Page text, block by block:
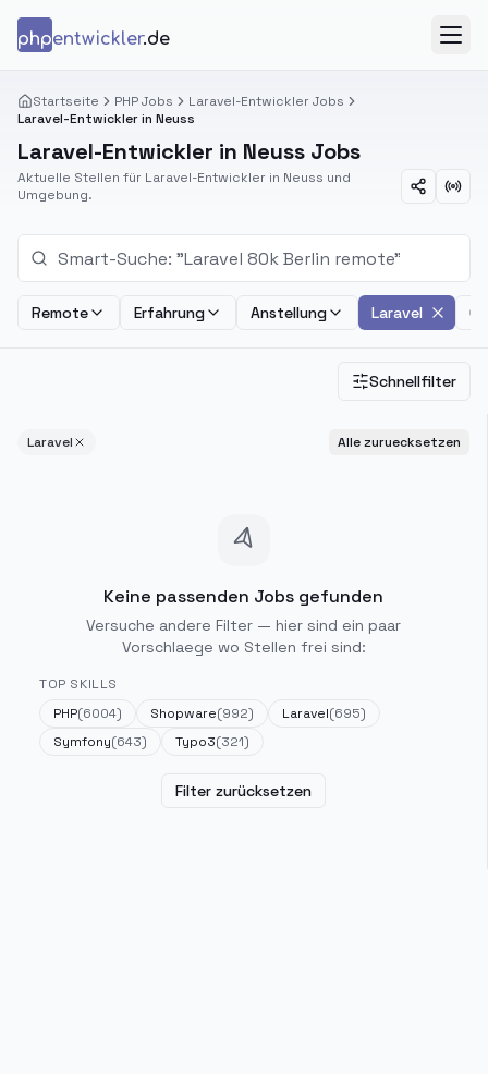
phpentwickler.de
Startseite PHP Jobs
Laravel-Entwickler Jobs
Laravel-Entwickler in Neuss
Laravel-Entwickler in Neuss Jobs
Aktuelle Stellen für Laravel-Entwickler in Neuss und
Umgebung.
Remote Erfahrung Anstellung Laravel
Schnellfilter
Laravel Alle zuruecksetzen
Keine passenden Jobs gefunden
Versuche andere Filter — hier sind ein paar
Vorschlaege wo Stellen frei sind:
TOP SKILLS
PHP(6004) Shopware(992) Laravel(695)
Symfony(643) Typo3(321)
Filter zurücksetzen